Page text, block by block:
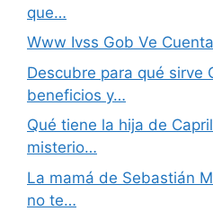
que…
Www Ivss Gob Ve
Descubre para qué sirve
beneficios y…
Qué tiene la hija de
misterio…
La mamá de Sebastián
no te…